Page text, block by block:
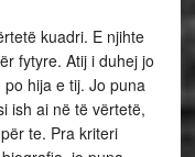
kuadri. E njihte
fytyre. Atij i duhej jo
hija e tij. Jo puna
ish ai në të vërtetë,
te. Pra kriteri